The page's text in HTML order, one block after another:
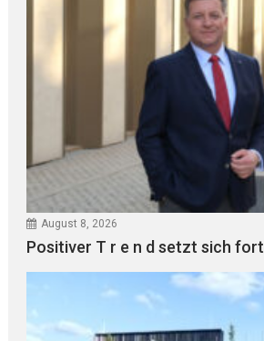
August 8, 2026
Positiver T r e n d setzt sich fort